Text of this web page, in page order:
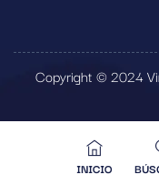
Copyright © 2024
INICIO